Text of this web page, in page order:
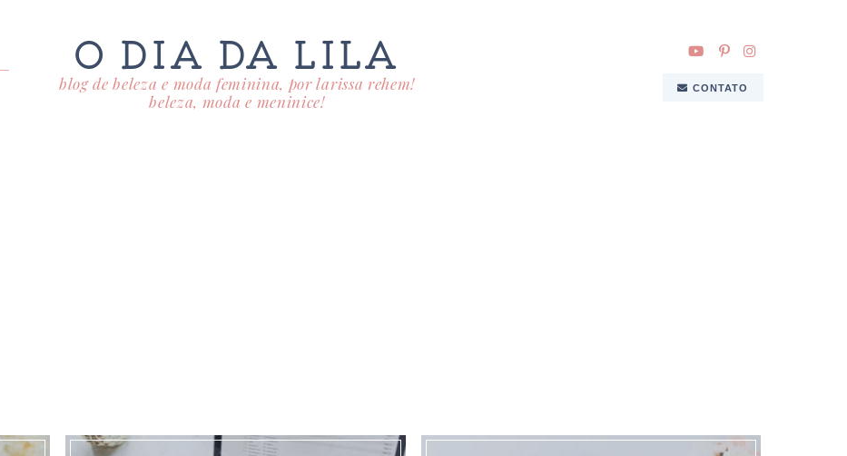
O DIA DA LILA
blog de beleza e moda feminina, por larissa rehem!
beleza, moda e meninice!
CONTATO